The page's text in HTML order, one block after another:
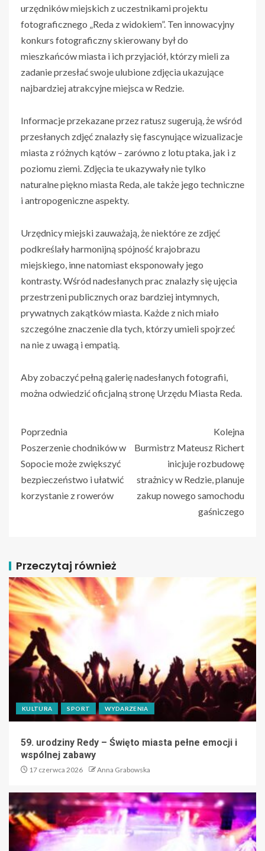
urzędników miejskich z uczestnikami projektu
fotograficznego „Reda z widokiem”. Ten innowacyjny
konkurs fotograficzny skierowany był do
mieszkańców miasta i ich przyjaciół, którzy mieli za
zadanie przesłać swoje ulubione zdjęcia ukazujące
najbardziej atrakcyjne miejsca w Redzie.
Informacje przekazane przez ratusz sugerują, że wśród
przesłanych zdjęć znalazły się fascynujące wizualizacje
miasta z różnych kątów – zarówno z lotu ptaka, jak i z
poziomu ziemi. Zdjęcia te ukazywały nie tylko
naturalne piękno miasta Reda, ale także jego techniczne
i antropogeniczne aspekty.
Urzędnicy miejski zauważają, że niektóre ze zdjęć
podkreślały harmonijną spójność krajobrazu
miejskiego, inne natomiast eksponowały jego
kontrasty. Wśród nadesłanych prac znalazły się ujęcia
przestrzeni publicznych oraz bardziej intymnych,
prywatnych zakątków miasta. Każde z nich miało
szczególne znaczenie dla tych, którzy umieli spojrzeć
na nie z uwagą i empatią.
Aby zobaczyć pełną galerię nadesłanych fotografii,
można odwiedzić oficjalną stronę Urzędu Miasta Reda.
Poprzednia
Poszerzenie chodników w
Sopocie może zwiększyć
bezpieczeństwo i ułatwić
korzystanie z rowerów
Kolejna
Burmistrz Mateusz Richert
inicjuje rozbudowę
strażnicy w Redzie, planuje
zakup nowego samochodu
gaśniczego
Przeczytaj również
KULTURA SPORT WYDARZENIA
59. urodziny Redy – Święto miasta pełne emocji i
wspólnej zabawy
17 czerwca 2026 Anna Grabowska